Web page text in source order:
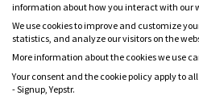
Ladda ned Yepstr
Ladda ned Yepstr
information about how you interact with our
We use cookies to improve and customize
statistics, and analyze our visitors on the
More information about the cookies we use
Your consent and the cookie policy apply to
- Signup, Yepstr.